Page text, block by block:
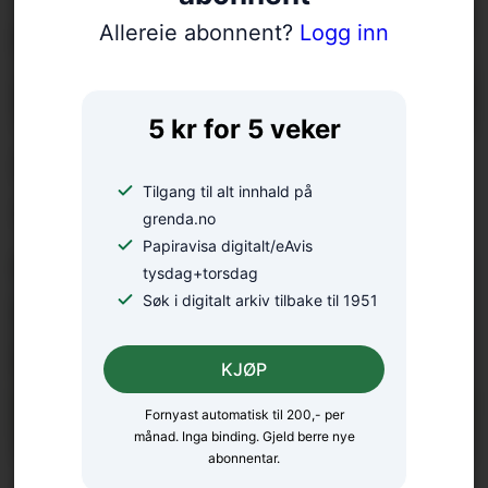
Allereie abonnent? Logg inn
5 kr for 5 veker
Tilgang til alt innhald på
grenda.no
Papiravisa digitalt/eAvis
tysdag+torsdag
Søk i digitalt arkiv tilbake til 1951
Fornyast automatisk til 200,- per
månad. Inga binding. Gjeld berre nye
abonnentar.
KJØP
ugløymeleg køyreoppleving